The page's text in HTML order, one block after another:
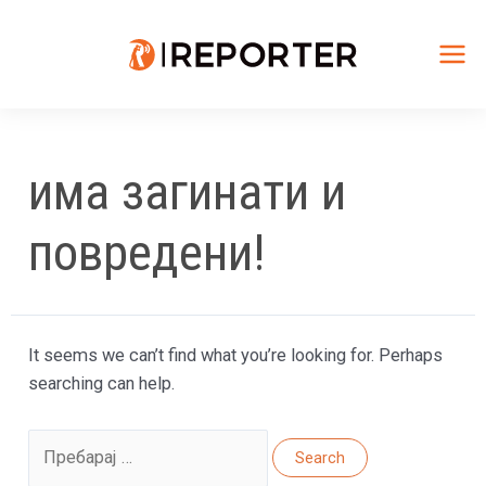
има загинати и
повредени!
It seems we can’t find what you’re looking for. Perhaps
searching can help.